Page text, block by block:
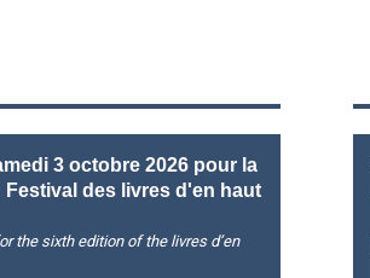
3 octobre 2026 pour la
des livres d'en haut
the sixth edition of the livres d’en